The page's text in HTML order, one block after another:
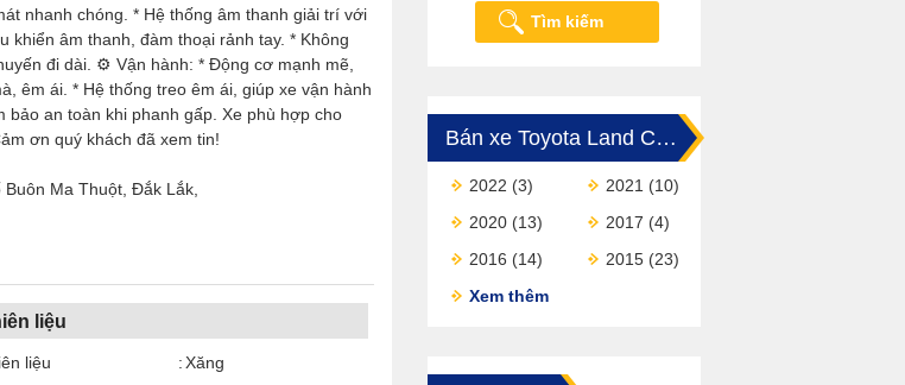
nhanh chóng. * Hệ thống âm thanh giải trí với
khiển âm thanh, đàm thoại rảnh tay. * Không
đi dài. ⚙️ Vận hành: * Động cơ mạnh mẽ,
êm ái. * Hệ thống treo êm ái, giúp xe vận hành
bảo an toàn khi phanh gấp. Xe phù hợp cho
ơn quý khách đã xem tin!
Ma Thuột, Đắk Lắk,
liệu
liệu Xăng
Tìm kiếm
Bán xe Toyota Land Cruiser Prado
2022 (3) 2021 (10)
2020 (13) 2017 (4)
2016 (14) 2015 (23)
Xem thêm